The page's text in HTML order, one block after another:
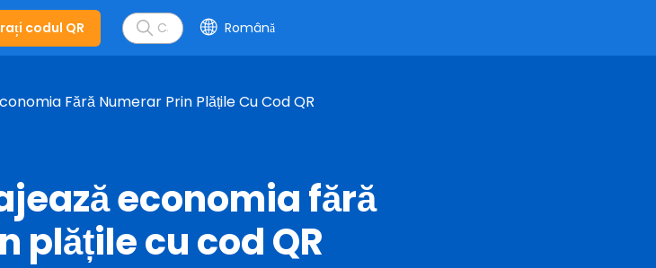
codul QR Română
Fără Numerar Prin Plățile Cu Cod QR
economia fără
plățile cu cod QR